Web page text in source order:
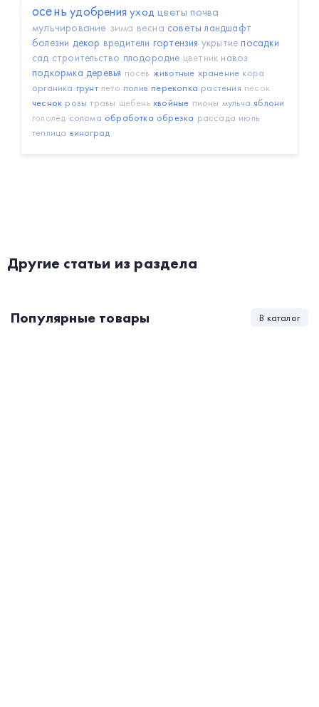
осень удобрения уход цветы почва
мульчирование зима весна советы ландшафт
болезни декор вредители гортензия укрытие посадки
сад строительство плодородие цветник навоз
подкормка деревья посев животные хранение кора
органика грунт лето полив перекопка растения песок
чеснок розы травы щебень хвойные пионы мульча яблони
гололёд солома обработка обрезка рассада июль
теплица виноград
Другие статьи из раздела
Популярные товары В каталог